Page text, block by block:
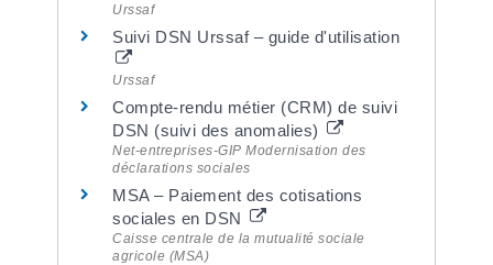
Urssaf
Suivi DSN Urssaf – guide d'utilisation
Urssaf
Compte-rendu métier (CRM) de suivi
DSN (suivi des anomalies)
Net-entreprises-GIP Modernisation des
déclarations sociales
MSA – Paiement des cotisations
sociales en DSN
Caisse centrale de la mutualité sociale
agricole (MSA)